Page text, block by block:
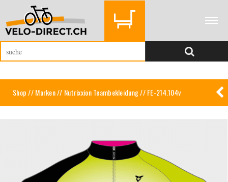
Shop//Marken// Nutrixxion Teambekleidung// FE-214.104v